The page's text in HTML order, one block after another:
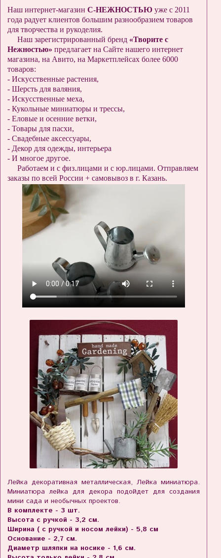
Наш интернет-магазин С-НЕЖНОСТЬЮ уже с 2011
года радует клиентов большим разнообразием товаров
для творчества и рукоделия.
Наш зарегистрированный бренд «Творите с
Нежностью» предлагает на Сайте нашего интернет
магазина, на Авито, на Маркетплейсах более 6000
товаров:
- Искусственные растения,
- Шерсть для валяния,
- Искусственные меха,
- Кукольные миниатюры и трессы,
- Еловые и осенние ветки,
- Товары для пасхи,
- Свадебные аксессуары,
- Декор для одежды, интерьера
- И многое другое.
Работаем и с физ.лицами и с юр.лицами. Отправляем
заказы по всей России + самовывоз в г. Казань.
Лейка декоративная металлическая, Лейка миниатюра.
Миниатюра лейка для декора подойдет для создания
мини сада и необычных проектов.
В комплекте - 3 шт.
Высота с ручкой - 3,2 см.
Ширина ( с ручкой и носом лейки) - 5,8 см
Основание - 2,7 см.
Диаметр шляпки на носике - 1,6 см.